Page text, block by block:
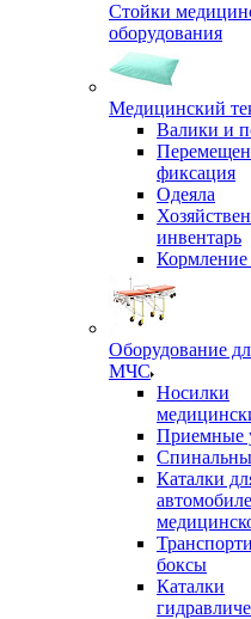
Стойки
оборудования
Медицинский
Валики и
фиксация
Одеяла
инвентарь
Кормление
Оборудование
МЧС
Носилки
Приемные
Каталки
боксы
Каталки